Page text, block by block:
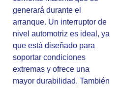
generará durante el
arranque. Un interruptor de
nivel automotriz es ideal, ya
que está diseñado para
soportar condiciones
extremas y ofrece una
mayor durabilidad. También